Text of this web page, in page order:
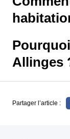
Allinges
Partager l’article :